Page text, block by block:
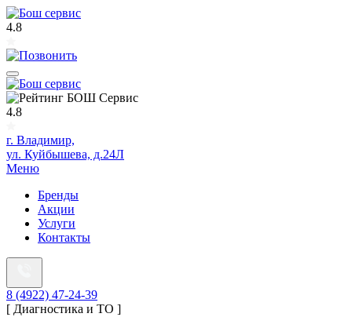
4.8
4.8
г. Владимир,
ул. Куйбышева, д.24Л
Меню
Бренды
Акции
Услуги
Контакты
8 (4922) 47-24-39
[ Диагностика и ТО ]